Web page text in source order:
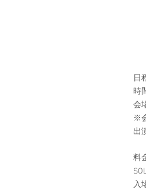
日
時
会
※
出
料
入